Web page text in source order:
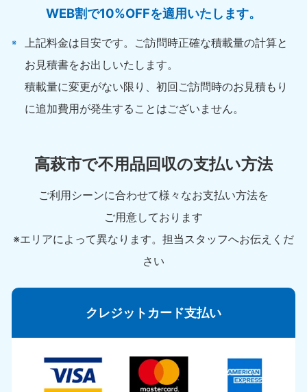
WEB割で10%OFFを適用いたします。
上記料金は目安です。ご訪問時正確な積載量の計算と
お見積書をお出しいたします。
積載量に変更がない限り、初回ご訪問時のお見積もり
に追加費用が発生することはございません。
高萩市で不用品回収の支払い方法
ご利用シーンに合わせて様々なお支払い方法を
ご用意しております
※エリアによって異なります。担当スタッフへお伝えくだ
さい
クレジットカード支払い